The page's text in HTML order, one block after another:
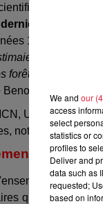
dernier
gros
1900. «
que s’il
forêts denses où
Benoît Quintard,
Union
notamment
préparée
du
que demande
We and our
access
select
statistics or
profiles to
Deliver and
data such as
requested;
based on